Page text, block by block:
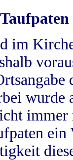
im
wurde